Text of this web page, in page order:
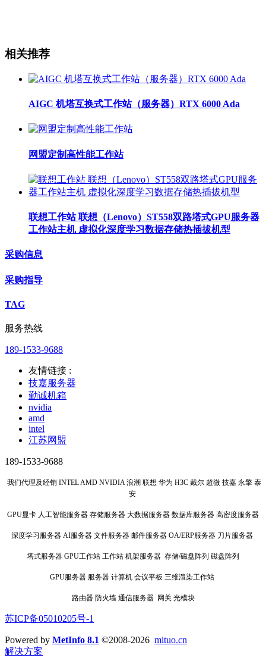
相关推荐
AIGC 机塔互换式工作站（服务器）RTX 6000 Ada
网盟定制高性能工作站
联想工作站 联想（Lenovo）ST558双路塔式GPU服务器
工作站主机 虚拟化深度学习数据存储热插拔机型
采购信息
采购指导
TAG
服务热线
189-1533-9688
友情链接 :
技嘉服务器
勤诚机箱
nvidia
amd
intel
江苏网盟
189-1533-9688
我们代理及经销 INTEL AMD NVIDIA 浪潮 联想 华为 H3C 戴尔 超微 技嘉 永擎 泰
安
GPU显卡 人工智能服务器 存储服务器 大数据服务器 数据库服务器 高密度服务器
深度学习服务器 AI服务器 文件服务器 邮件服务器 OA/ERP服务器 刀片服务器
塔式服务器 GPU工作站 工作站 机架服务器 存储/磁盘阵列 磁盘阵列
GPU服务器 服务器 计算机 会议平板 三维渲染工作站
路由器 防火墙 通信服务器 网关 光模块
苏ICP备05010205号-1
Powered by MetInfo 8.1 ©2008-2026 mituo.cn
解决方案